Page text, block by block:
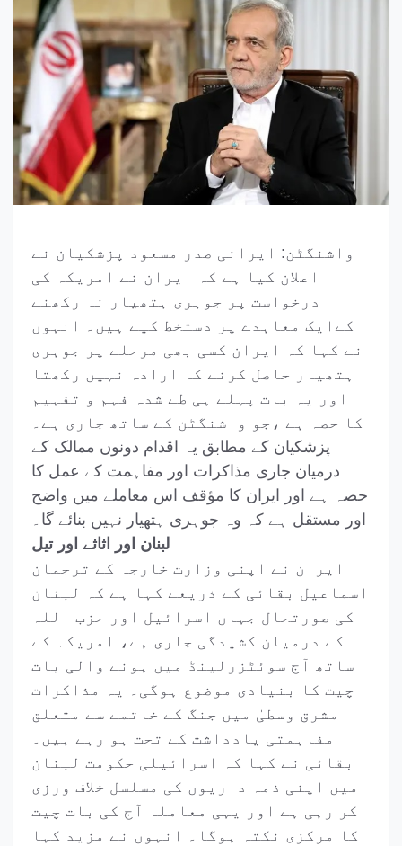
واشنگٹن: ایرانی صدر مسعود پزشکیان نے
اعلان کیا ہے کہ ایران نے امریکہ کی
درخواست پر جوہری ہتھیار نہ رکھنے
کےایک معاہدے پر دستخط کیے ہیں۔
انہوں
نے کہا کہ ایران کسی بھی مرحلے پر جوہری
ہتھیار حاصل کرنے کا ارادہ نہیں رکھتا
اور یہ بات پہلے ہی طے شدہ فہم و تفہیم
کا حصہ ہے ،جو واشنگٹن کے ساتھ جاری ہے۔
پزشکیان کے مطابق یہ اقدام دونوں ممالک کے
درمیان جاری مذاکرات اور مفاہمت کے عمل کا
حصہ ہے اور ایران کا مؤقف اس معاملے میں واضح
اور مستقل ہے کہ وہ جوہری ہتھیار نہیں بنائے گا۔
لبنان اور اثاثے اور تیل
ایران نے اپنی وزارت خارجہ کے ترجمان
اسماعیل بقائی کے ذریعے کہا ہے کہ لبنان
کی صورتحال جہاں اسرائیل اور حزب اللہ
کے درمیان کشیدگی جاری ہے، امریکہ کے
ساتھ آج سوئٹزرلینڈ میں ہونے والی بات
چیت کا بنیادی موضوع ہوگی۔ یہ مذاکرات
مشرق وسطیٰ میں جنگ کے خاتمے سے متعلق
مفاہمتی یادداشت کے تحت ہو رہے ہیں۔
بقائی نے کہا کہ اسرائیلی حکومت لبنان
میں اپنی ذمہ داریوں کی مسلسل خلاف ورزی
کر رہی ہے اور یہی معاملہ آج کی بات چیت
کا مرکزی نکتہ ہوگا۔ انہوں نے مزید کہا